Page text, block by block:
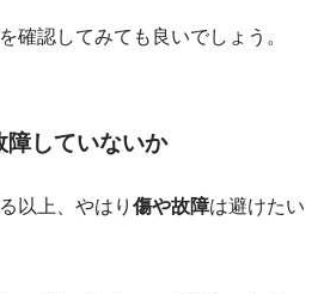
確認してみても良いでしょう。
障していないか
以上、やはり 傷や故障は避けたい